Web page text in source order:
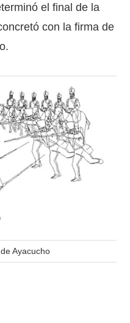
el final de la
con la firma de
Ayacucho